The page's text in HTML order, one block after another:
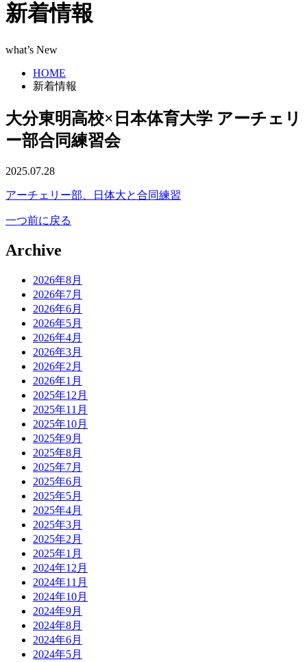
新着情報
what’s New
HOME
新着情報
大分東明高校×日本体育大学 アーチェリ
ー部合同練習会
2025.07.28
アーチェリー部、日体大と合同練習
一つ前に戻る
Archive
2026年8月
2026年7月
2026年6月
2026年5月
2026年4月
2026年3月
2026年2月
2026年1月
2025年12月
2025年11月
2025年10月
2025年9月
2025年8月
2025年7月
2025年6月
2025年5月
2025年4月
2025年3月
2025年2月
2025年1月
2024年12月
2024年11月
2024年10月
2024年9月
2024年8月
2024年6月
2024年5月